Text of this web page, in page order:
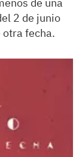
2 de junio
otra fecha.